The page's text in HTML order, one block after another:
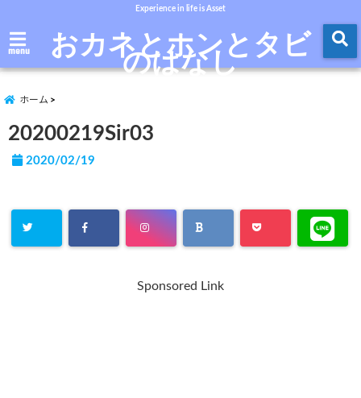
Experience in life is Asset
menu おカネとホンとタビ
のはなし
ホーム
20200219Sir03
2020/02/19
Sponsored Link